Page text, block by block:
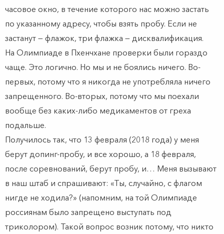
часовое окно, в течение которого нас можно застать
по указанному адресу, чтобы взять пробу. Если не
застанут — флажок, три флажка — дисквалификация.
На Олимпиаде в Пхенчхане проверки были гораздо
чаще. Это логично. Но мы и не боялись ничего. Во-
первых, потому что я никогда не употребляла ничего
запрещенного. Во-вторых, потому что мы поехали
вообще без каких-либо медикаментов от греха
подальше.
Получилось так, что 13 февраля (2018 года) у меня
берут допинг-пробу, и все хорошо, а 18 февраля,
после соревнований, берут пробу, и… Меня вызывают
в наш штаб и спрашивают: «Ты, случайно, с флагом
нигде не ходила?» (напомним, на той Олимпиаде
россиянам было запрещено выступать под
триколором). Такой вопрос возник потому, что никто